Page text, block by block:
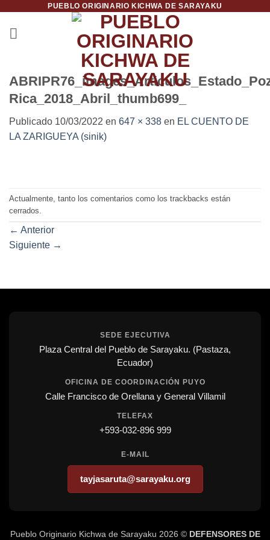
contenido
PUEBLO ORIGINARIO KICHWA DE SARAYAKU
Rica_2018_Abril_thumb699_
Publicado 10/03/2022 en 647 × 338 en EL CUENTO DE
LA ZARIGUEYA (sinik)
Actualmente, tanto los comentarios como los trackbacks están
cerrados.
← Anterior
Siguiente →
SEDE EJECUTIVA
Plaza Central del Pueblo de Sarayaku. (Pastaza,
Ecuador)
OFICINA DE COORDINACIÓN PUYO
Calle Francisco de Orellana y General Villamil
TELEFAX
+593-032-896 999
E-MAIL
tayjasaruta@sarayaku.org
Pueblo Originario Kichwa de Sarayaku 2026 © DEFENSORES DE